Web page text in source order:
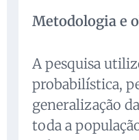
Metodologia e
A pesquisa
probabilística,
generalização
toda a